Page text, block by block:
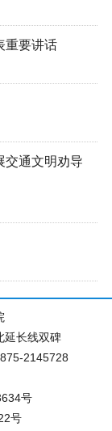
重要讲话
交通文明劝导
延长线双碑
2145728
号
号